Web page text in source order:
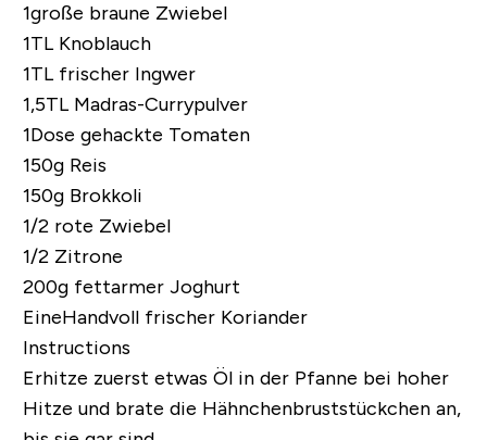
1große braune Zwiebel
1TL Knoblauch
1TL frischer Ingwer
1,5TL Madras-Currypulver
1Dose gehackte Tomaten
150g Reis
150g Brokkoli
1/2 rote Zwiebel
1/2 Zitrone
200g fettarmer Joghurt
EineHandvoll frischer Koriander
Instructions
Erhitze zuerst etwas Öl in der Pfanne bei hoher
Hitze und brate die Hähnchenbruststückchen an,